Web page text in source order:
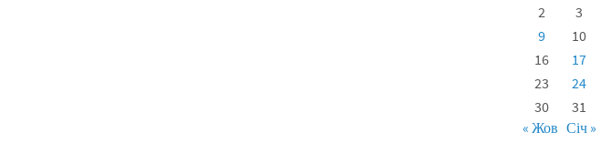
2
3
9
10
16
17
23
24
30
31
« Жов Січ »